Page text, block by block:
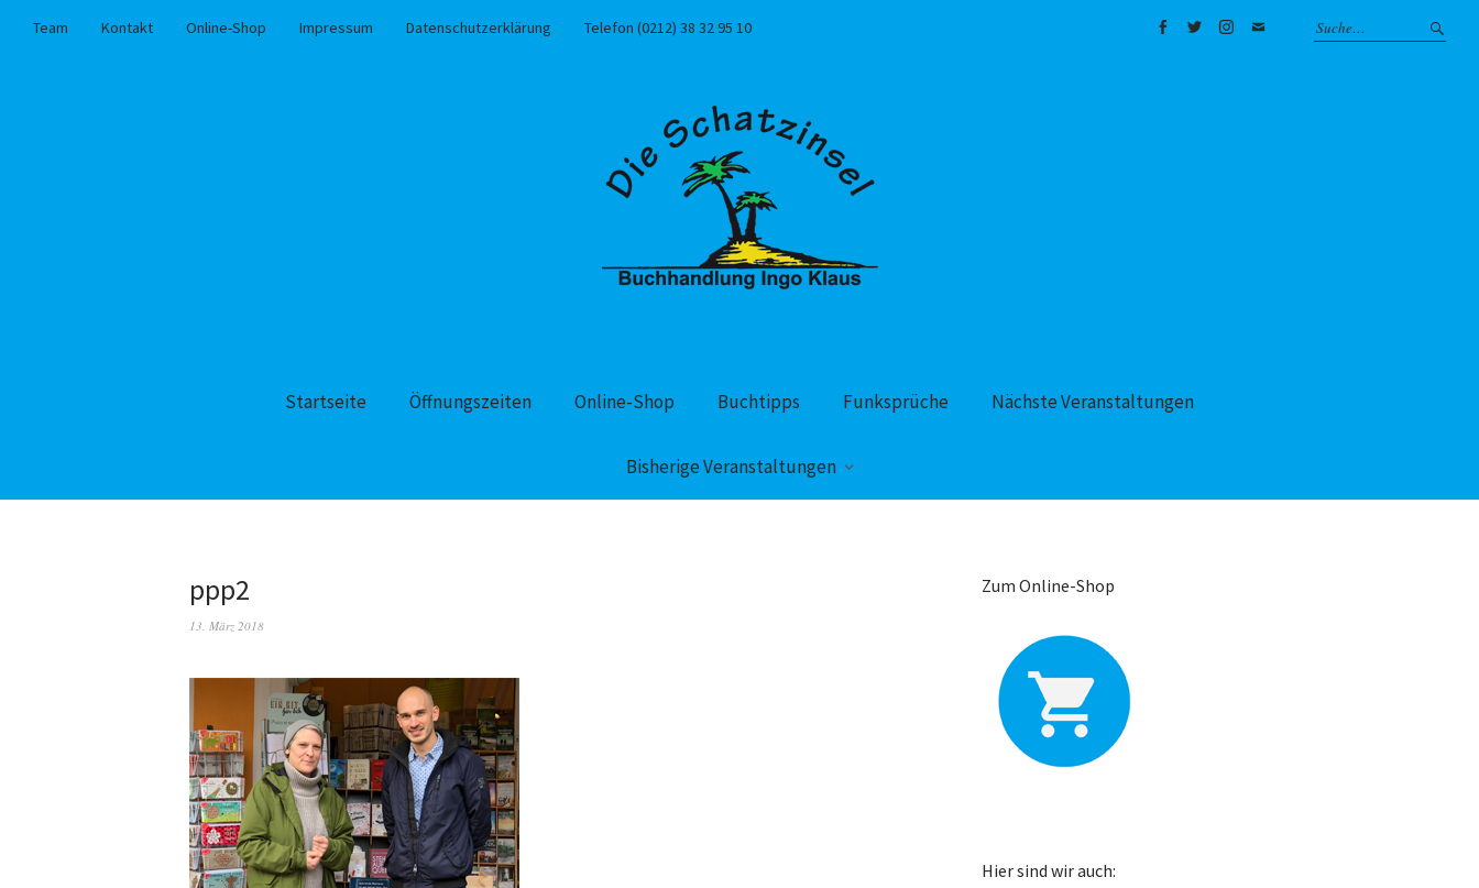
Team Kontakt Online-Shop Impressum Datenschutzerklärung
Telefon (0212) 38 32 95 10
Startseite Öffnungszeiten Online-Shop Buchtipps Funksprüche Nächste Veranstaltungen
Bisherige Veranstaltungen
ppp2
13. März 2018
Zum Online-Shop
Hier sind wir auch: